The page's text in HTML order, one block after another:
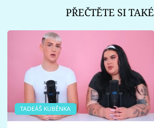
PŘEČTĚTE SI TAKÉ
TADEÁŠ KUBĚNKA